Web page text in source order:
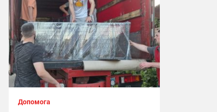
Допомога